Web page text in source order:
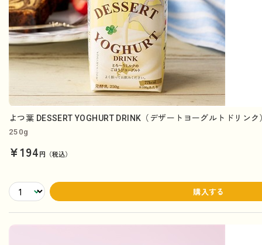
よつ葉 DESSERT YOGHURT DRINK（デザートヨーグルトドリン
250g
¥194円（税込）
購入する